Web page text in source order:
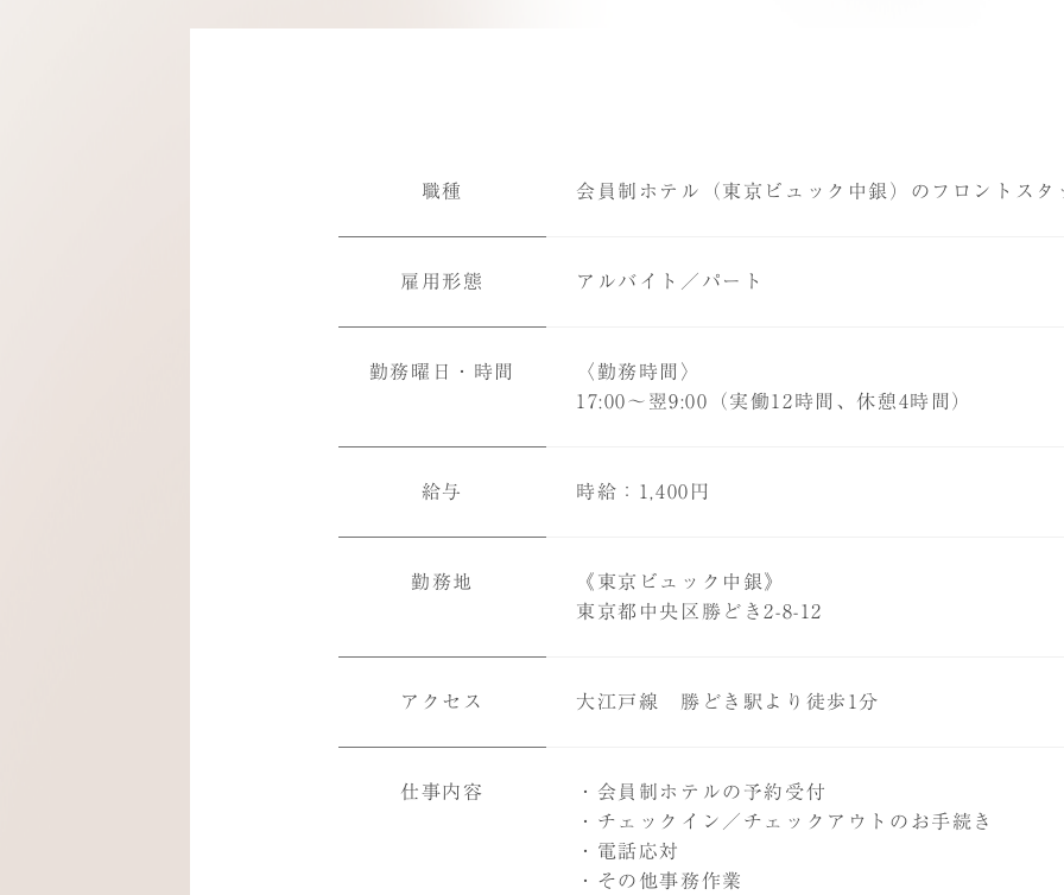
職種 会員制ホテル（東京ビュック中銀）のフロントスタ
雇用形態 アルバイト／パート
勤務曜日・時間
〈勤務時間〉
17:00～翌9:00（実働12時間、休憩4時間）
給与 時給：1,400円
勤務地
《東京ビュック中銀》
東京都中央区勝どき2-8-12
アクセス 大江戸線 勝どき駅より徒歩1分
仕事内容
・会員制ホテルの予約受付
・チェックイン／チェックアウトのお手続き
・電話応対
・その他事務作業